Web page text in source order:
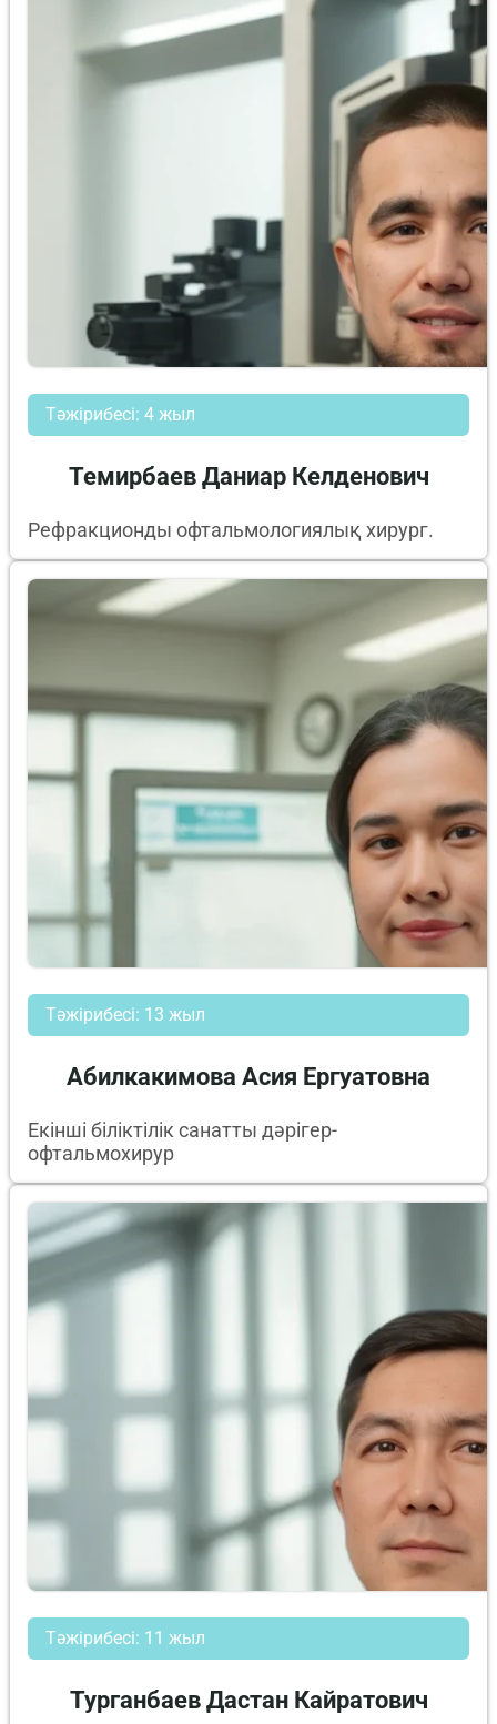
Тәжірибесі: 4 жыл
Темирбаев Даниар Келденович
Рефракционды офтальмологиялық хирург.
Тәжірибесі: 13 жыл
Абилкакимова Асия Ергуатовна
Екінші біліктілік санатты дәрігер-
офтальмохирур
Тәжірибесі: 11 жыл
Турганбаев Дастан Кайратович